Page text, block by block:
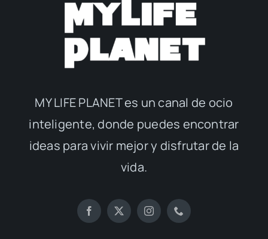
MY LIFE PLANET es un canal de ocio
inteligente, donde puedes encontrar
ideas para vivir mejor y disfrutar de la
vida.